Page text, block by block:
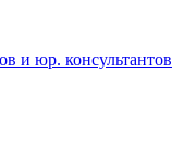
и юр. консультантов